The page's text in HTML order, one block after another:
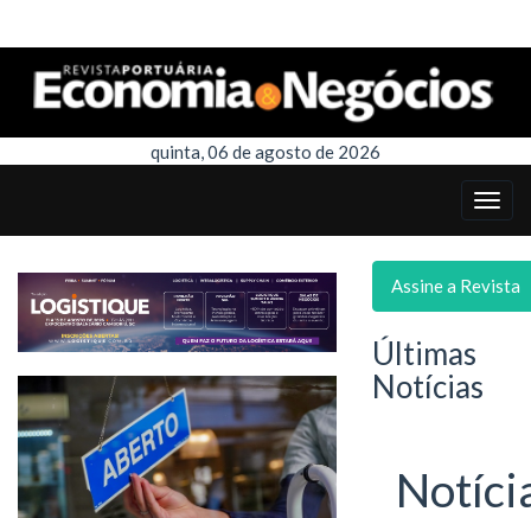
quinta, 06 de agosto de 2026
Assine a Revista
Últimas
Notícias